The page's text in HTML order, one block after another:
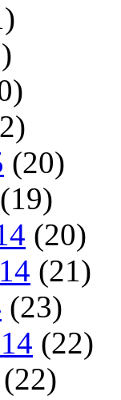
(20)
(19)
(20)
(21)
(23)
(22)
(22)